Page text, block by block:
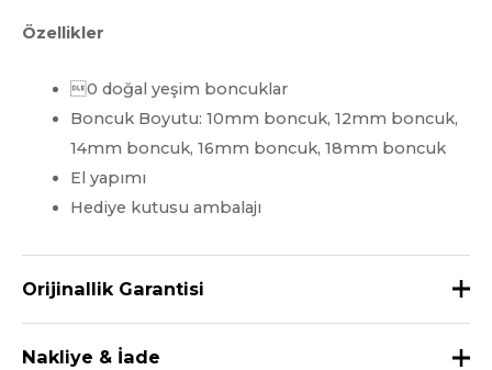
Özellikler
0 doğal yeşim boncuklar
Boncuk Boyutu: 10mm boncuk, 12mm boncuk,
14mm boncuk, 16mm boncuk, 18mm boncuk
El yapımı
Hediye kutusu ambalajı
Orijinallik Garantisi
Yeşimlerimizin Tamamının 0 Doğal Nefrit Olduğu
Nakliye & İade